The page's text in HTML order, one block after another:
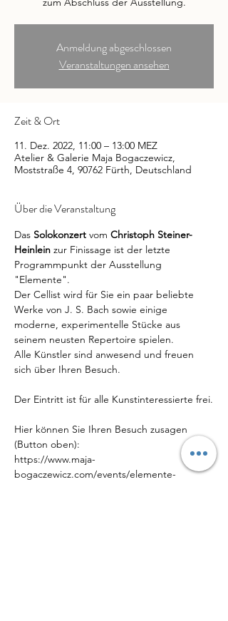
Anmeldung abgeschlossen
Veranstaltungen ansehen
Zeit & Ort
11. Dez. 2022, 11:00 – 13:00 MEZ
Atelier & Galerie Maja Bogaczewicz,
Moststraße 4, 90762 Fürth, Deutschland
Über die Veranstaltung
Das Solokonzert vom Christoph Steiner-
Heinlein zur Finissage ist der letzte
Programmpunkt der Ausstellung
"Elemente".
Der Cellist wird für Sie ein paar beliebte
Werke von J. S. Bach sowie einige
moderne, experimentelle Stücke aus
seinem neusten Repertoire spielen.
Alle Künstler sind anwesend und freuen
sich über Ihren Besuch.
Der Eintritt ist für alle Kunstinteressierte frei.
Hier können Sie Ihren Besuch zusagen
(Button oben):
https://www.maja-
bogaczewicz.com/events/elemente-